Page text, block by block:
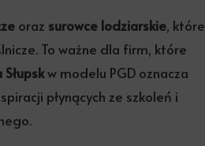
oraz surowce lodziarskie, które
To ważne dla firm, które
w modelu PGD oznacza
płynących ze szkoleń i